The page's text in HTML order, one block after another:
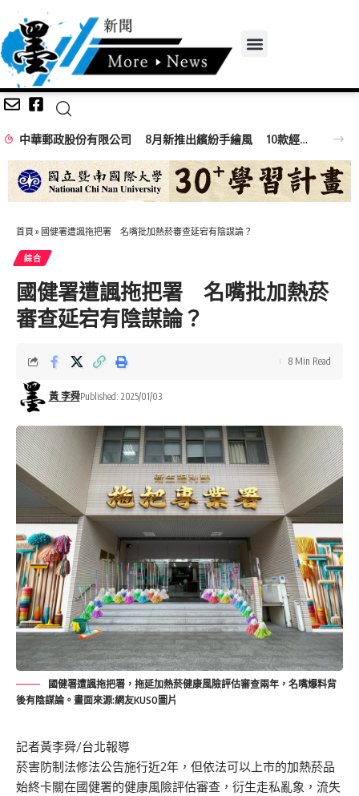
中華郵政股份有限公司 8月新推出繽紛手繪風 10款經典夜市小吃郵票
首頁 » 國健署遭諷拖把署 名嘴批加熱菸審查延宕有陰謀論？
綜合
國健署遭諷拖把署 名嘴批加熱菸
審查延宕有陰謀論？
黃 李舜Published: 2025/01/03
8 Min Read
國健署遭諷拖把署，拖延加熱菸健康風險評估審查兩年，名嘴爆料背
後有陰謀論。畫面來源:網友KUSO圖片
記者黃李舜/台北報導
菸害防制法修法公告施行近2年，但依法可以上市的加熱菸品
始終卡關在國健署的健康風險評估審查，衍生走私亂象，流失